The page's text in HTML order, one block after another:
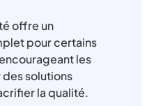
offre un
pour certains
les
solutions
la qualité.